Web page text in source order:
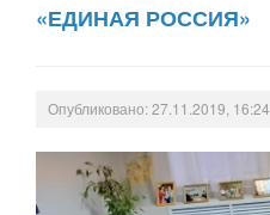
«ЕДИНАЯ РОССИЯ»
Опубликовано: 27.11.2019, 16:24